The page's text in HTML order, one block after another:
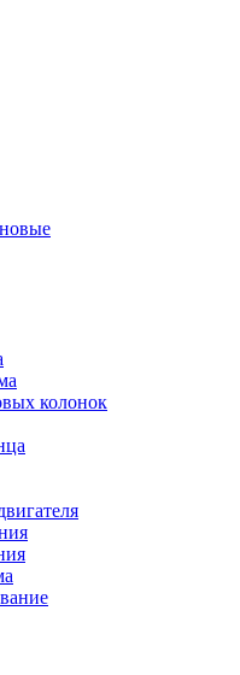
колонок